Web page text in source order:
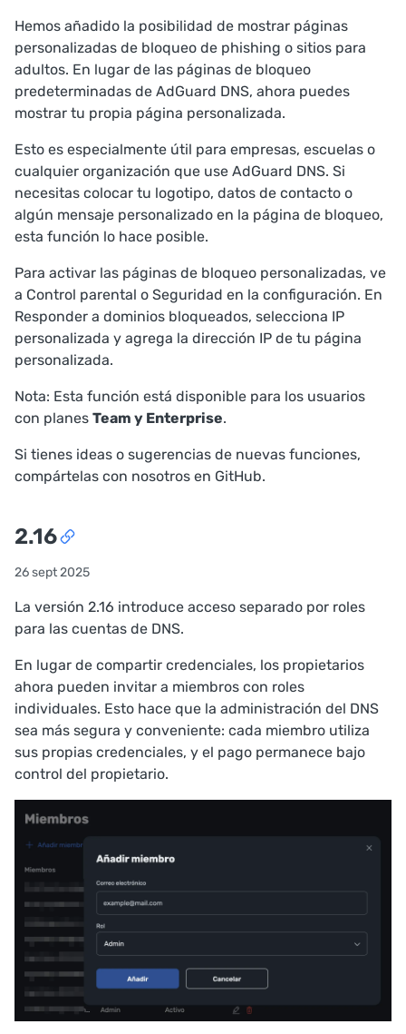
Hemos añadido la posibilidad de mostrar páginas
personalizadas de bloqueo de phishing o sitios para
adultos. En lugar de las páginas de bloqueo
predeterminadas de AdGuard DNS, ahora puedes
mostrar tu propia página personalizada.
Esto es especialmente útil para empresas, escuelas o
cualquier organización que use AdGuard DNS. Si
necesitas colocar tu logotipo, datos de contacto o
algún mensaje personalizado en la página de bloqueo,
esta función lo hace posible.
Para activar las páginas de bloqueo personalizadas, ve
a Control parental o Seguridad en la configuración. En
Responder a dominios bloqueados, selecciona IP
personalizada y agrega la dirección IP de tu página
personalizada.
Nota: Esta función está disponible para los usuarios
con planes Team y Enterprise.
Si tienes ideas o sugerencias de nuevas funciones,
compártelas con nosotros en GitHub.
2.16
26 sept 2025
La versión 2.16 introduce acceso separado por roles
para las cuentas de DNS.
En lugar de compartir credenciales, los propietarios
ahora pueden invitar a miembros con roles
individuales. Esto hace que la administración del DNS
sea más segura y conveniente: cada miembro utiliza
sus propias credenciales, y el pago permanece bajo
control del propietario.